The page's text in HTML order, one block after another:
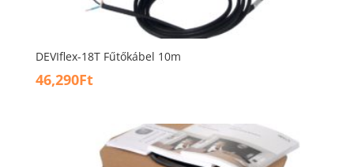
DEVIflex-18T Fűtőkábel 10m
46,290Ft